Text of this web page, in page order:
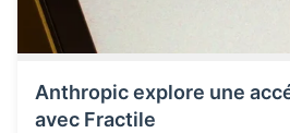
Anthropic explore une
avec Fractile